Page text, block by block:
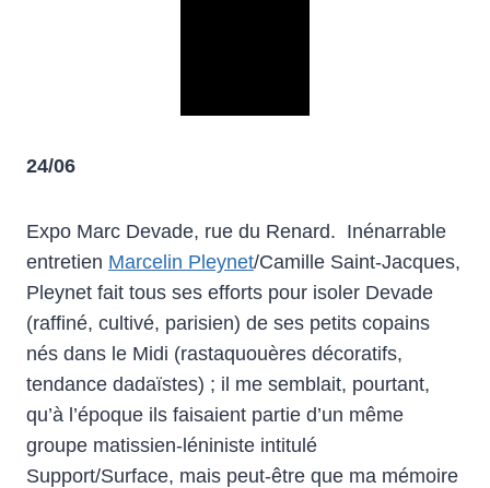
24/06
Expo Marc Devade, rue du Renard. Inénarrable
entretien Marcelin Pleynet/Camille Saint-Jacques,
Pleynet fait tous ses efforts pour isoler Devade
(raffiné, cultivé, parisien) de ses petits copains
nés dans le Midi (rastaquouères décoratifs,
tendance dadaïstes) ; il me semblait, pourtant,
qu’à l’époque ils faisaient partie d’un même
groupe matissien-léniniste intitulé
Support/Surface, mais peut-être que ma mémoire